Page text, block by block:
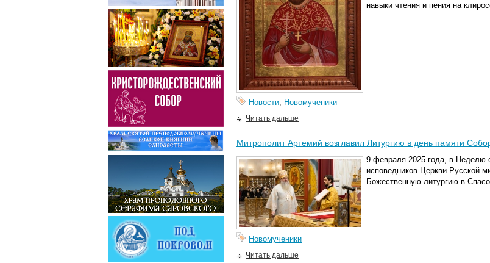
навыки чтения и пения на
Новости, Новомученики
Читать дальше
Митрополит Артемий возглавил Литургию в день памяти
9 февраля 2025 года, в Неделю
исповедников Церкви Русской
Божественную литургию в
Новомученики
Читать дальше